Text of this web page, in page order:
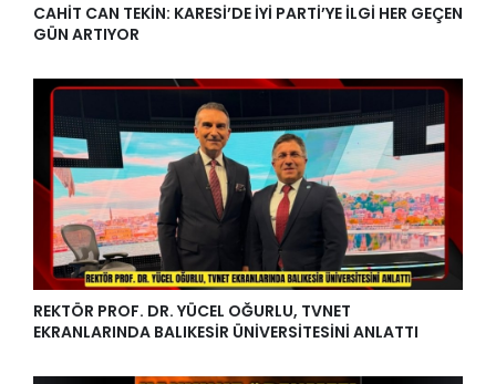
CAHİT CAN TEKİN: KARESİ’DE İYİ PARTİ’YE İLGİ HER GEÇEN
GÜN ARTIYOR
REKTÖR PROF. DR. YÜCEL OĞURLU, TVNET
EKRANLARINDA BALIKESİR ÜNİVERSİTESİNİ ANLATTI